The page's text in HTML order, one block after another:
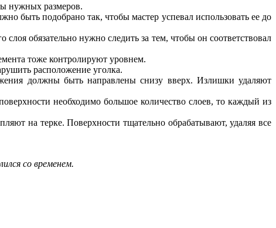
нужных размеров.
быть подобрано так, чтобы мастер успевал использовать ее до
обязательно нужно следить за тем, чтобы он соответствовал
тоже контролируют уровнем.
расположение уголка.
должны быть направлены снизу вверх. Излишки удаляют
необходимо большое количество слоев, то каждый из
на терке. Поверхности тщательно обрабатывают, удаляя все
со временем.